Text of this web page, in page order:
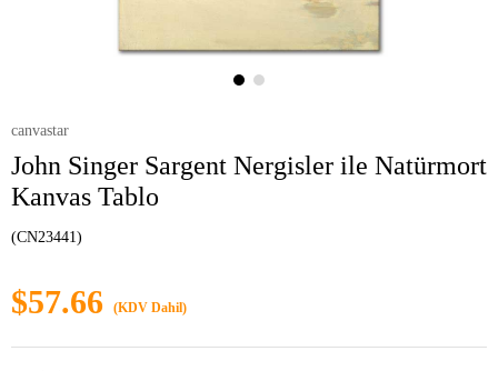
canvastar
John Singer Sargent Nergisler ile Natürmort
Kanvas Tablo
(CN23441)
$57.66 (KDV Dahil)